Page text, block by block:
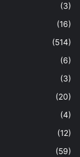
(3)
(16)
(514)
(6)
(3)
(20)
(4)
(12)
(59)